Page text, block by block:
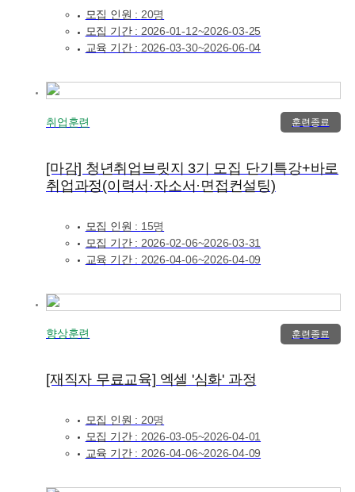
모집 인원 : 20명
모집 기간 : 2026-01-12~2026-03-25
교육 기간 : 2026-03-30~2026-06-04
취업훈련 훈련종료
[마감] 청년취업브릿지 3기 모집 단기특강+바로
취업과정(이력서·자소서·면접컨설팅)
모집 인원 : 15명
모집 기간 : 2026-02-06~2026-03-31
교육 기간 : 2026-04-06~2026-04-09
향상훈련 훈련종료
[재직자 무료교육] 엑셀 '심화' 과정
모집 인원 : 20명
모집 기간 : 2026-03-05~2026-04-01
교육 기간 : 2026-04-06~2026-04-09